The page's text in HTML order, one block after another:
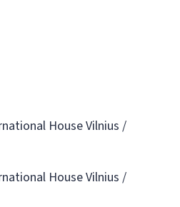
House Vilnius /
House Vilnius /